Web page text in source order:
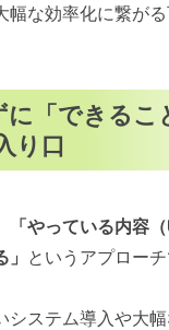
幅な効率化に繋が
に「できるこ
り口
「やっている内容
というアプローチ
システム導入や大